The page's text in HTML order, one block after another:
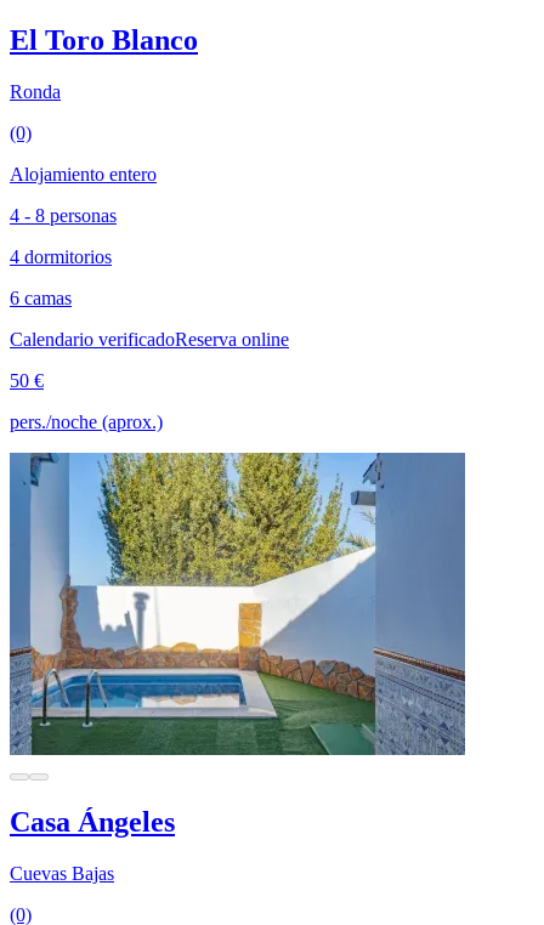
El Toro Blanco
Ronda
(0)
Alojamiento entero
4 - 8 personas
4 dormitorios
6 camas
Calendario verificadoReserva online
50 €
pers./noche (aprox.)
Casa Ángeles
Cuevas Bajas
(0)